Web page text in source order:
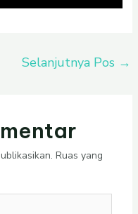
Selanjutnya Pos →
Ruas yang